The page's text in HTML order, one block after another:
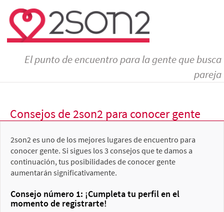
El punto de encuentro para la gente que busca
pareja
Consejos de 2son2 para conocer gente
2son2 es uno de los mejores lugares de encuentro para
conocer gente. Si sigues los 3 consejos que te damos a
continuación, tus posibilidades de conocer gente
aumentarán significativamente.
Consejo número 1: ¡Cumpleta tu perfil en el
momento de registrarte!